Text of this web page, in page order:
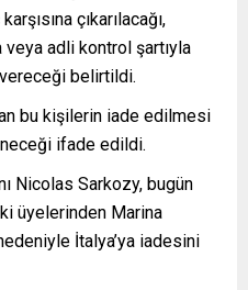
çıkarılacağı,
veya adli kontrol şartıyla
vereceği belirtildi.
bu kişilerin iade edilmesi
ifade edildi.
Nicolas Sarkozy, bugün
üyelerinden Marina
İtalya’ya iadesini